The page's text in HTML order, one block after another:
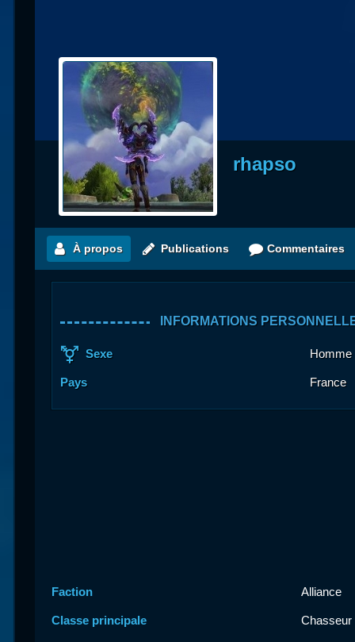
Uldum
Val
rhapso
À propos Publications Commentaires
INFORMATIONS
Sexe Homme
Pays France
Faction Alliance
Classe principale Chasseur